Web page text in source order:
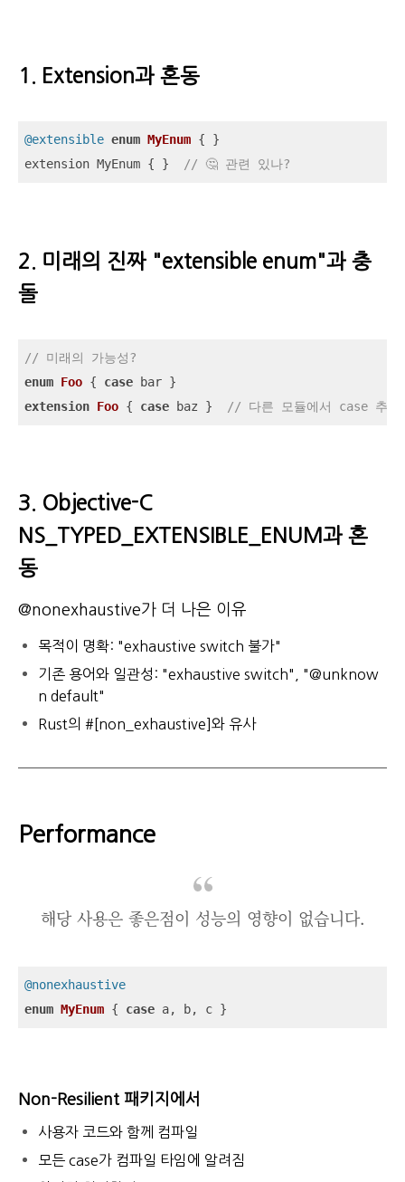
1. Extension과 혼동
@extensible enum MyEnum { }
extension MyEnum { }
// 🤔 관련 있나?
2. 미래의 진짜 "extensible enum"과 충
돌
// 미래의 가능성?
enum Foo { case
extension Foo { case baz } // 다른 모듈에서 case 추가
3. Objective-C
NS_TYPED_EXTENSIBLE_ENUM과 혼
동
@nonexhaustive가 더 나은 이유
목적이 명확: "exhaustive switch 불가"
기존 용어와 일관성: "exhaustive switch", "@unknow
n default"
Rust의 #[non_exhaustive]와 유사
Performance
해당 사용은 좋은점이 성능의 영향이 없습니다.
@nonexhaustive
enum MyEnum { case a, b, c }
Non-Resilient 패키지에서
사용자 코드와 함께 컴파일
모든 case가 컴파일 타임에 알려짐